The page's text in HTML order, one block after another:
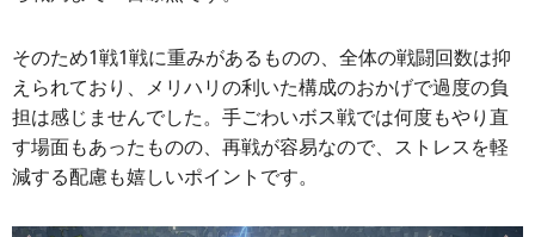
そのため1戦1戦に重みがあるものの、全体の戦闘回数は抑
えられており、メリハリの利いた構成のおかげで過度の負
担は感じませんでした。手ごわいボス戦では何度もやり直
す場面もあったものの、再戦が容易なので、ストレスを軽
減する配慮も嬉しいポイントです。